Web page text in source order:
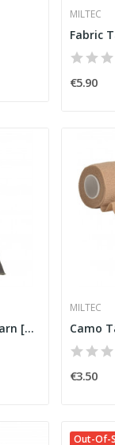
MILTEC
€5.90
Fabric Tape Flecktarn [Miltec]
MILTEC
€3.50
Out-Of-